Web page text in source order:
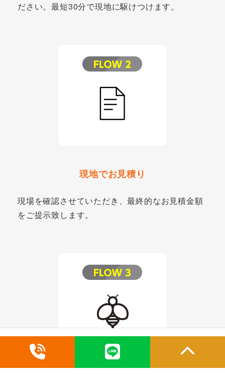
ださい。最短30分で現地に駆けつけます。
現地でお見積り
現場を確認させていただき、最終的なお見積金額
をご提示致します。